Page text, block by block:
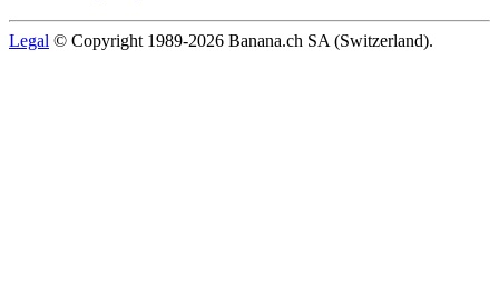
Legal © Copyright 1989-2026 Banana.ch SA (Switzerland).